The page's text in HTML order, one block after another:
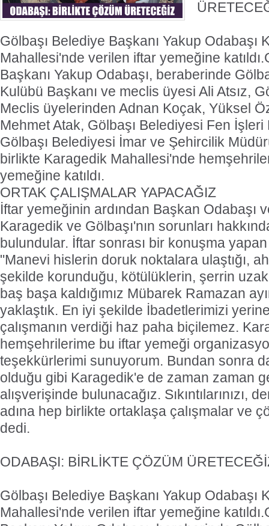
Gölbaşı Belediye Başkanı Yakup Odabaşı
Mahallesi'nde verilen iftar yemeğine
Başkanı Yakup Odabaşı, beraberinde
Kulübü Başkanı ve meclis üyesi Ali Atsız,
Meclis üyelerinden Adnan Koçak, Yüksel
Mehmet Atak, Gölbaşı Belediyesi Fen
Gölbaşı Belediyesi İmar ve Şehircilik
birlikte Karagedik Mahallesi'nde
yemeğine katıldı.
ORTAK ÇALIŞMALAR YAPACAĞIZ
İftar yemeğinin ardından Başkan Odabaşı
Karagedik ve Gölbaşı'nın sorunları
bulundular. İftar sonrası bir konuşma
"Manevi hislerin doruk noktalara ulaştığı,
şekilde korunduğu, kötülüklerin, şerrin
baş başa kaldığımız Mübarek Ramazan
yaklaştık. En iyi şekilde İbadetlerimizi
çalışmanın verdiği haz paha biçilemez.
hemşehrilerime bu iftar yemeği
teşekkürlerimi sunuyorum. Bundan sonra
olduğu gibi Karagedik'e de zaman zaman
alışverişinde bulunacağız. Sıkıntılarınızı,
adına hep birlikte ortaklaşa çalışmalar ve
dedi.
ODABAŞI: BİRLİKTE ÇÖZÜM
Gölbaşı Belediye Başkanı Yakup Odabaşı
Mahallesi'nde verilen iftar yemeğine